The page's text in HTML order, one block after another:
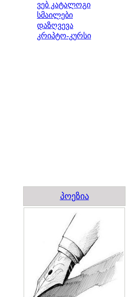
ვებ კატალოგი
სმაილები
დაზღვევა
კრიპტო-კურსი
პოეზია